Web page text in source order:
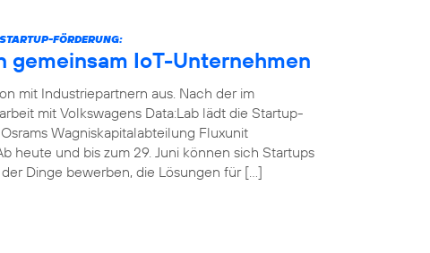
FÖRDERUNG:
gemeinsam IoT-Unternehmen
mit Industriepartnern aus. Nach der im
mit Volkswagens Data:Lab lädt die Startup-
Wagniskapitalabteilung Fluxunit
heute und bis zum 29. Juni können sich Startups
Dinge bewerben, die Lösungen für […]